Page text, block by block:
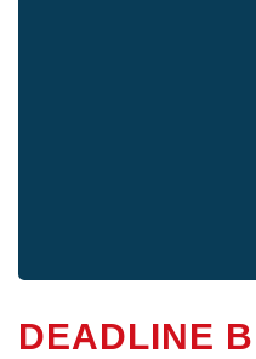
DEADLINE